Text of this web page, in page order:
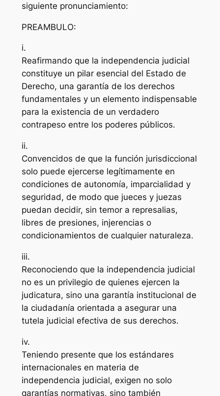
siguiente pronunciamiento:
PREAMBULO:
i.
Reafirmando que la independencia judicial
constituye un pilar esencial del Estado de
Derecho, una garantía de los derechos
fundamentales y un elemento indispensable
para la existencia de un verdadero
contrapeso entre los poderes públicos.
ii.
Convencidos de que la función jurisdiccional
solo puede ejercerse legítimamente en
condiciones de autonomía, imparcialidad y
seguridad, de modo que jueces y juezas
puedan decidir, sin temor a represalias,
libres de presiones, injerencias o
condicionamientos de cualquier naturaleza.
iii.
Reconociendo que la independencia judicial
no es un privilegio de quienes ejercen la
judicatura, sino una garantía institucional de
la ciudadanía orientada a asegurar una
tutela judicial efectiva de sus derechos.
iv.
Teniendo presente que los estándares
internacionales en materia de
independencia judicial, exigen no solo
garantías normativas, sino también